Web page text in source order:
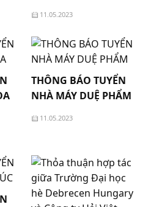
11.05.2023
THÔNG BÁO TUYỂN
NHÀ MÁY DUỆ PHẨM
11.05.2023